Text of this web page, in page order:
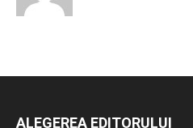
ALEGEREA EDITORULUI